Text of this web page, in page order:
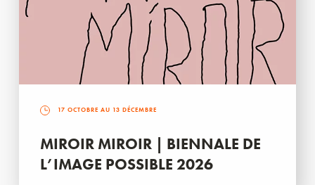
17 OCTOBRE AU 13 DÉCEMBRE
MIROIR MIROIR | BIENNALE DE
L’IMAGE POSSIBLE 2026